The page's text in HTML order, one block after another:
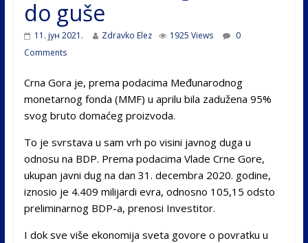
do guše
11. јун 2021. Zdravko Elez 1925 Views
0
Comments
Crna Gora je, prema podacima Međunarodnog
monetarnog fonda (MMF) u aprilu bila zadužena 95%
svog bruto domaćeg proizvoda.
To je svrstava u sam vrh po visini javnog duga u
odnosu na BDP. Prema podacima Vlade Crne Gore,
ukupan javni dug na dan 31. decembra 2020. godine,
iznosio je 4.409 milijardi evra, odnosno 105,15 odsto
preliminarnog BDP-a, prenosi Investitor.
I dok sve više ekonomija sveta govore o povratku u